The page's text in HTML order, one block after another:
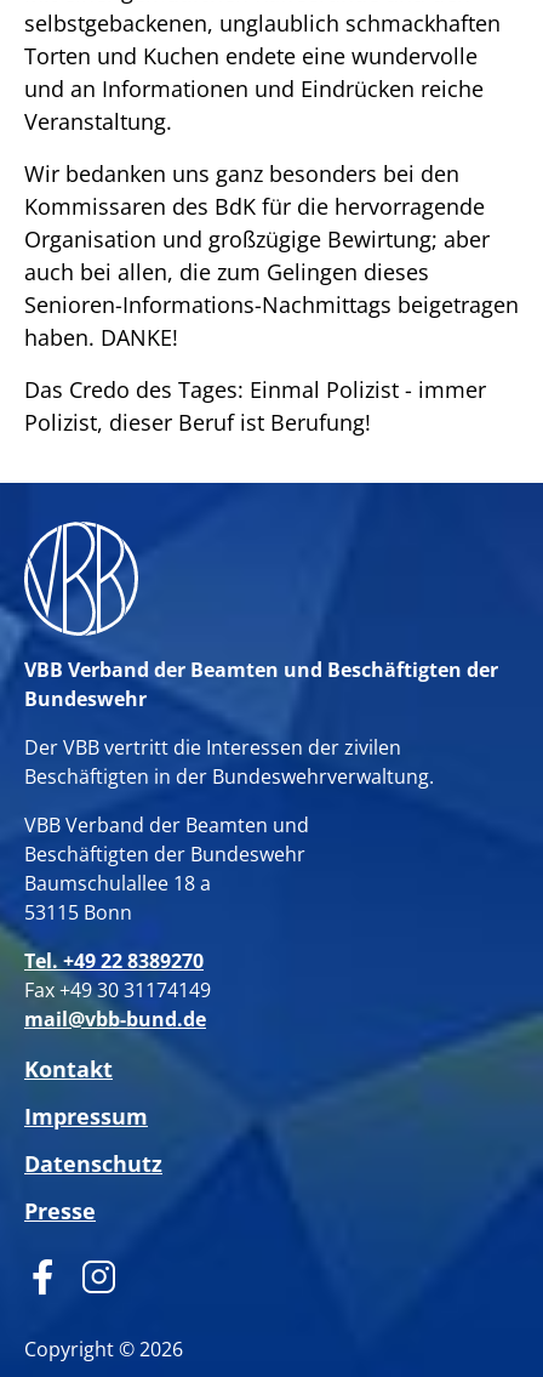
selbstgebackenen, unglaublich schmackhaften
Torten und Kuchen endete eine wundervolle
und an Informationen und Eindrücken reiche
Veranstaltung.
Wir bedanken uns ganz besonders bei den
Kommissaren des BdK für die hervorragende
Organisation und großzügige Bewirtung; aber
auch bei allen, die zum Gelingen dieses
Senioren-Informations-Nachmittags beigetragen
haben. DANKE!
Das Credo des Tages: Einmal Polizist - immer
Polizist, dieser Beruf ist Berufung!
VBB Verband der Beamten und Beschäftigten der
Bundeswehr
Der VBB vertritt die Interessen der zivilen
Beschäftigten in der Bundeswehrverwaltung.
VBB Verband der Beamten und
Beschäftigten der Bundeswehr
Baumschulallee 18 a
53115 Bonn
Tel. +49 22 8389270
Fax +49 30 31174149
mail@vbb-bund.de
Kontakt
Impressum
Datenschutz
Presse
Copyright © 2026